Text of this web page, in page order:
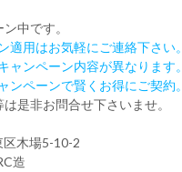
中です。
適用はお気軽にご連絡下さい。
ャンペーン内容が異なります。
ンペーンで賢くお得にご契約。
是非お問合せ下さいませ。
木場5-10-2
造